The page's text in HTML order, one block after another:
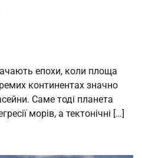
епохи, коли площа
континентах значно
Саме тоді планета
морів, а тектонічні […]